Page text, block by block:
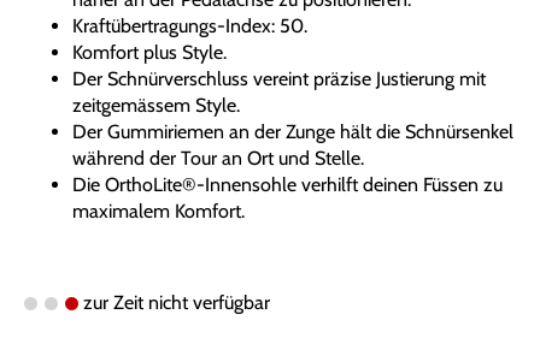
Kraftübertragungs-Index: 50.
Komfort plus Style.
Der Schnürverschluss vereint präzise Justierung mit
zeitgemässem Style.
Der Gummiriemen an der Zunge hält die Schnürsenkel
während der Tour an Ort und Stelle.
Die OrthoLite®-Innensohle verhilft deinen Füssen zu
maximalem Komfort.
zur Zeit nicht verfügbar